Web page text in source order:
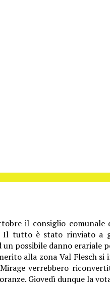
il consiglio
Il tutto è stato rinviato a
possibile danno erariale
alla zona Val Flesch
verrebbero
Giovedì dunque la